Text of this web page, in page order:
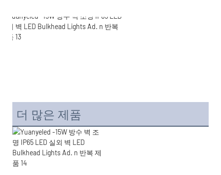
더 많은 제품